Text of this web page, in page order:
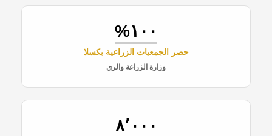
١٠٠%
حصر الجمعيات الزراعية بكسلا
وزارة الزراعة والري
٨٬٠٠٠